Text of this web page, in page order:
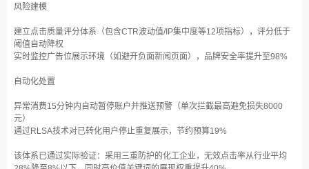
风险建模‌
建立点击质量评分体系（包含CTR波动值/IP集中度等12项指标），评分低于
阈值自动降权
实时监控广告位展示环境（如避开负面新闻页面），品牌安全率提升至98%
自动化处置‌
异常消费15分钟内自动暂停账户并推送预警（单次拦截最高避免损失8000
元）
通过RLSA技术对已转化用户停止重复展示，节约预算19%
该体系已通过实际验证：采用三重防护的化工企业，无效点击率从行业平均